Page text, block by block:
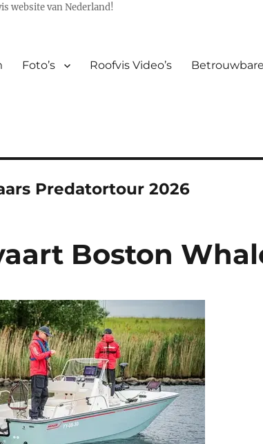
website van Nederland!
Foto’s Roofvis Video’s
Predatortour 2026
Boston